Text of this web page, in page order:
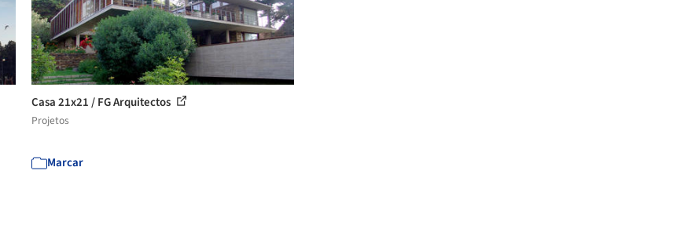
Casa 21x21 / FG Arquitectos
Projetos
Marcar